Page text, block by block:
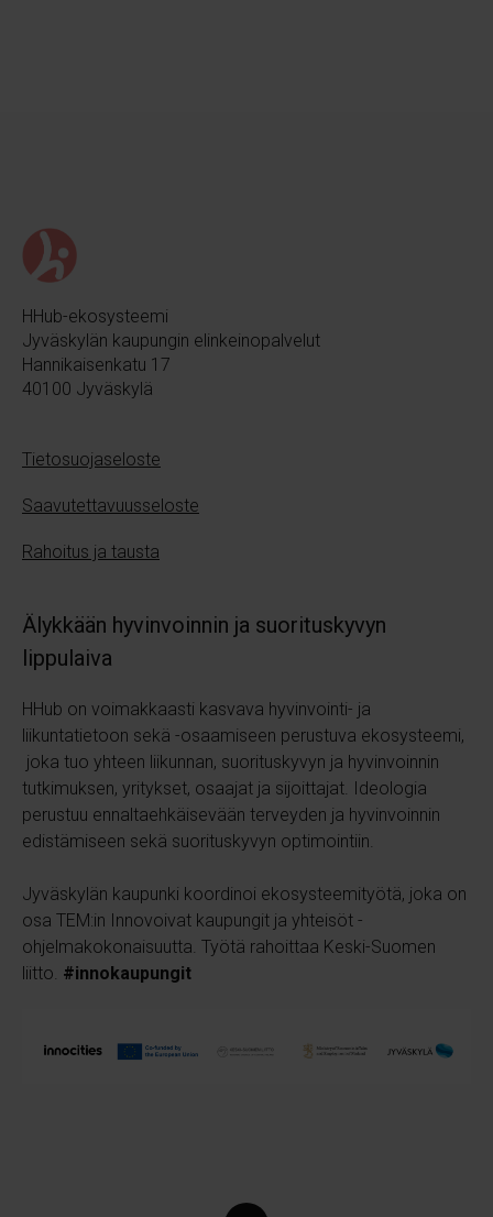
HHub-ekosysteemi
Jyväskylän kaupungin elinkeinopalvelut
Hannikaisenkatu 17
40100 Jyväskylä
Tietosuojaseloste
Saavutettavuusseloste
Rahoitus ja tausta
Älykkään hyvinvoinnin ja suorituskyvyn
lippulaiva
HHub on voimakkaasti kasvava hyvinvointi- ja
liikuntatietoon sekä -osaamiseen perustuva ekosysteemi,
joka tuo yhteen liikunnan, suorituskyvyn ja hyvinvoinnin
tutkimuksen, yritykset, osaajat ja sijoittajat.
Ideologia
perustuu ennaltaehkäisevään terveyden ja hyvinvoinnin
edistämiseen sekä suorituskyvyn optimointiin.
Jyväskylän kaupunki koordinoi ekosysteemityötä, joka on
osa TEM:in Innovoivat kaupungit ja yhteisöt -
ohjelmakokonaisuutta. Työtä rahoittaa Keski-Suomen
liitto. #innokaupungit